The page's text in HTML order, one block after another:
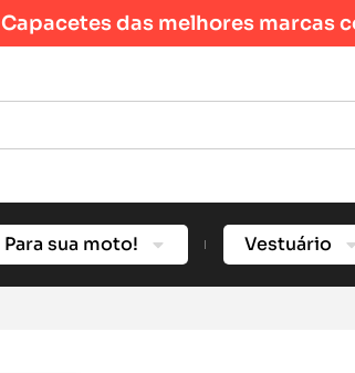
Capacetes das melhores marcas
Para sua moto! Vestuário